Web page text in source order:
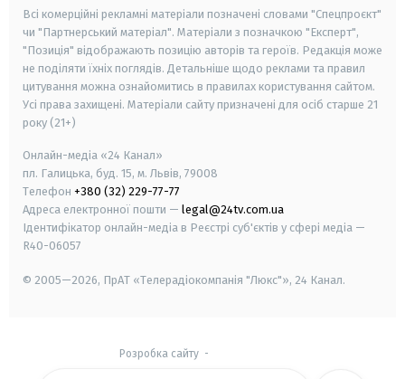
Всі комерційні рекламні матеріали позначені словами "Спецпроєкт"
чи "Партнерський матеріал". Матеріали з позначкою "Експерт",
"Позиція" відображають позицію авторів та героїв. Редакція може
не поділяти їхніх поглядів. Детальніше щодо реклами та правил
цитування можна ознайомитись в правилах користування сайтом.
Усі права захищені. Матеріали сайту призначені для осіб старше 21
року (21+)
Онлайн-медіа «24 Канал»
пл. Галицька, буд. 15, м. Львів, 79008
Телефон +380 (32) 229-77-77
Адреса електронної пошти — legal@24tv.com.ua
Ідентифікатор онлайн-медіа в Реєстрі суб'єктів у сфері медіа —
R40-06057
© 2005—2026, ПрАТ «Телерадіокомпанія "Люкс"», 24 Канал.
Розробка сайту-